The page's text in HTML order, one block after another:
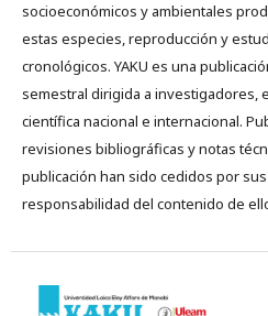
socioeconómicos y ambientales
estas especies, reproducción y
cronológicos. YAKU es una
semestral dirigida a investigadores,
científica nacional e internacional.
revisiones bibliográficas y notas
publicación han sido cedidos por
responsabilidad del contenido de